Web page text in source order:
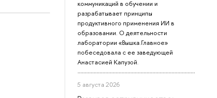
коммуникаций в обучении и
разрабатывает принципы
продуктивного применения ИИ в
образовании. О деятельности
лаборатории «Вышка.Главное»
побеседовала с ее заведующей
Анастасией Капузой.
5 августа 2026